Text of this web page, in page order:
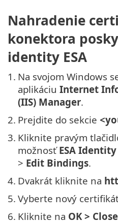
Nahradenie
konektora
identity ESA
1. Na svojom Windows
aplikáciu Internet
(IIS) Manager.
2. Prejdite do sekcie
3. Kliknite pravým
možnosťESA
> Edit Bindings.
4. Dvakrát kliknite na
5. Vyberte nový
6. Kliknite na OK > Close